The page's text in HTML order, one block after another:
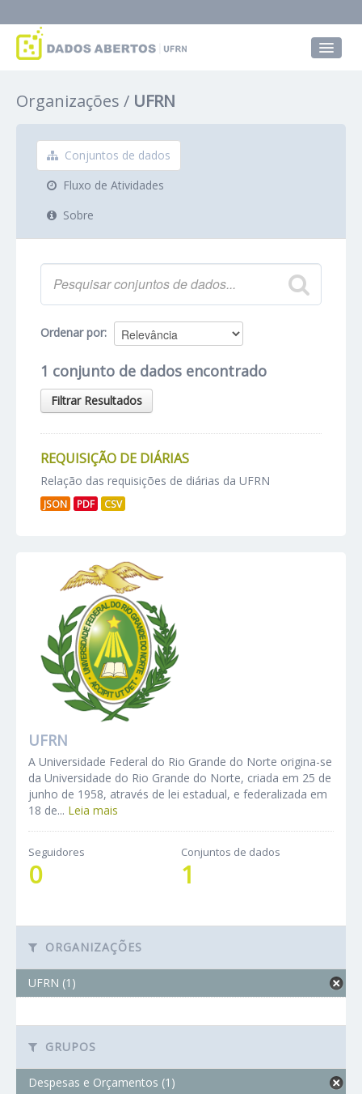
Grupos
Sobre
Organizações UFRN
Conjuntos de dados
Fluxo de Atividades
Sobre
Ordenar por
1 conjunto de dados encontrado
Filtrar Resultados
REQUISIÇÃO DE DIÁRIAS
Relação das requisições de diárias da UFRN
JSON PDF CSV
UFRN
A Universidade Federal do Rio Grande do Norte origina-se
da Universidade do Rio Grande do Norte, criada em 25 de
junho de 1958, através de lei estadual, e federalizada em
18 de... Leia mais
Seguidores
0
Conjuntos de dados
1
ORGANIZAÇÕES
UFRN (1)
GRUPOS
Despesas e Orçamentos (1)